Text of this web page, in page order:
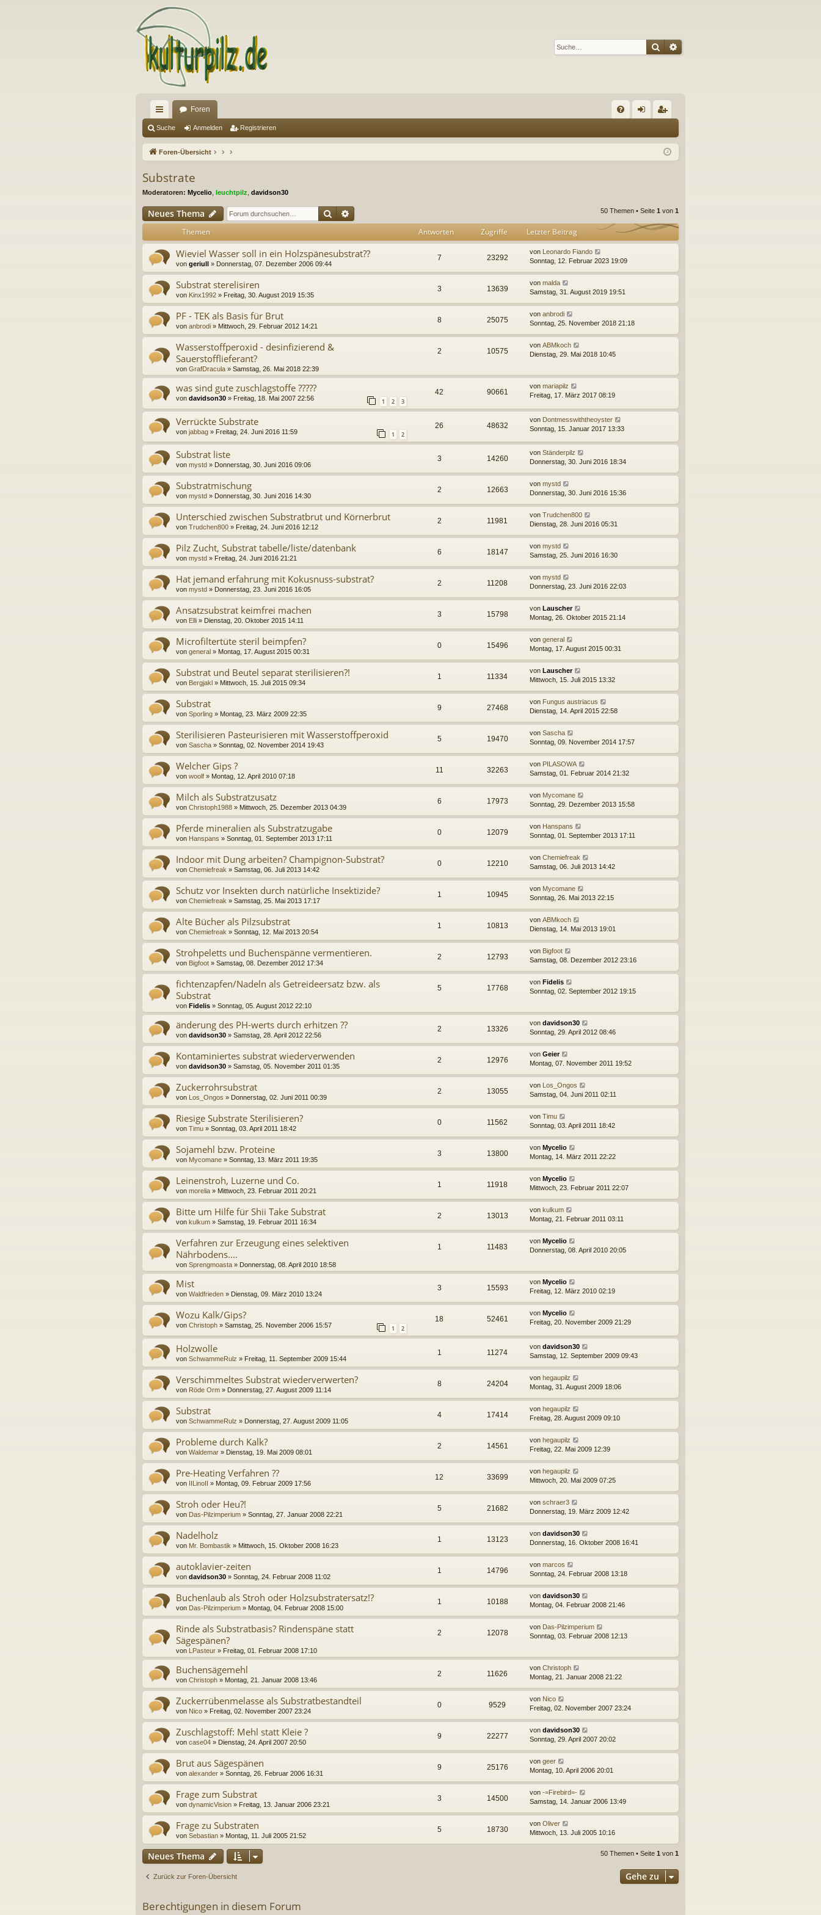
SucheErweiterte Suche
ch
ne
ug
Foren
Q m ist
Suche Anmelden Registrieren
Foren-Übersicht
Substrate
Moderatoren: Mycelio leuchtpilz davidson30
Neues Thema Suche 50 Themen • Seite 1 von 1
Themen Antworten Zugriffe Letzter Beitrag
Wieviel Wasser soll in ein Holzspänesubstrat??
von geriull » Donnerstag, 07. Dezember 2006 09:44
7 23292
von Leonardo Fiando
Sonntag, 12. Februar 2023 19:09
Substrat sterelisiren
von Kinx1992 » Freitag, 30. August 2019 15:35
3 13639
von malda
Samstag, 31. August 2019 19:51
PF - TEK als Basis für Brut
von anbrodi » Mittwoch, 29. Februar 2012 14:21
8 25075
von anbrodi
Sonntag, 25. November 2018 21:18
Wasserstoffperoxid - desinfizierend &
Sauerstofflieferant?
von GrafDracula » Samstag, 26. Mai 2018 22:39
2 10575
von ABMkoch
Dienstag, 29. Mai 2018 10:45
was sind gute zuschlagstoffe ?????
von davidson30 » Freitag, 18. Mai 2007 22:56 1 2 3
42 90661
von mariapilz
Freitag, 17. März 2017 08:19
Verrückte Substrate
von jabbag » Freitag, 24. Juni 2016 11:59 1 2
26 48632
von Dontmesswiththeoyster
Sonntag, 15. Januar 2017 13:33
Substrat liste
von mystd » Donnerstag, 30. Juni 2016 09:06
3 14260
von Ständerpilz
Donnerstag, 30. Juni 2016 18:34
Substratmischung
von mystd » Donnerstag, 30. Juni 2016 14:30
2 12663
von mystd
Donnerstag, 30. Juni 2016 15:36
Unterschied zwischen Substratbrut und Körnerbrut
von Trudchen800 » Freitag, 24. Juni 2016 12:12
2 11981
von Trudchen800
Dienstag, 28. Juni 2016 05:31
Pilz Zucht, Substrat tabelle/liste/datenbank
von mystd » Freitag, 24. Juni 2016 21:21
6 18147
von mystd
Samstag, 25. Juni 2016 16:30
Hat jemand erfahrung mit Kokusnuss-substrat?
von mystd » Donnerstag, 23. Juni 2016 16:05
2 11208
von mystd
Donnerstag, 23. Juni 2016 22:03
Ansatzsubstrat keimfrei machen
von Elli » Dienstag, 20. Oktober 2015 14:11
3 15798
von Lauscher
Montag, 26. Oktober 2015 21:14
Microfiltertüte steril beimpfen?
von general » Montag, 17. August 2015 00:31
0 15496
von general
Montag, 17. August 2015 00:31
Substrat und Beutel separat sterilisieren?!
von Bergjakl » Mittwoch, 15. Juli 2015 09:34
1 11334
von Lauscher
Mittwoch, 15. Juli 2015 13:32
Substrat
von Sporling » Montag, 23. März 2009 22:35
9 27468
von Fungus austriacus
Dienstag, 14. April 2015 22:58
Sterilisieren Pasteurisieren mit Wasserstoffperoxid
von Sascha » Sonntag, 02. November 2014 19:43
5 19470
von Sascha
Sonntag, 09. November 2014 17:57
Welcher Gips ?
von woolf » Montag, 12. April 2010 07:18
11 32263
von PILASOWA
Samstag, 01. Februar 2014 21:32
Milch als Substratzusatz
von Christoph1988 » Mittwoch, 25. Dezember 2013 04:39
6 17973
von Mycomane
Sonntag, 29. Dezember 2013 15:58
Pferde mineralien als Substratzugabe
von Hanspans » Sonntag, 01. September 2013 17:11
0 12079
von Hanspans
Sonntag, 01. September 2013 17:11
Indoor mit Dung arbeiten? Champignon-Substrat?
von Chemiefreak » Samstag, 06. Juli 2013 14:42
0 12210
von Chemiefreak
Samstag, 06. Juli 2013 14:42
Schutz vor Insekten durch natürliche Insektizide?
von Chemiefreak » Samstag, 25. Mai 2013 17:17
1 10945
von Mycomane
Sonntag, 26. Mai 2013 22:15
Alte Bücher als Pilzsubstrat
von Chemiefreak » Sonntag, 12. Mai 2013 20:54
1 10813
von ABMkoch
Dienstag, 14. Mai 2013 19:01
Strohpeletts und Buchenspänne vermentieren.
von Bigfoot » Samstag, 08. Dezember 2012 17:34
2 12793
von Bigfoot
Samstag, 08. Dezember 2012 23:16
fichtenzapfen/Nadeln als Getreideersatz bzw. als
Substrat
von Fidelis » Sonntag, 05. August 2012 22:10
5 17768
von Fidelis
Sonntag, 02. September 2012 19:15
änderung des PH-werts durch erhitzen ??
von davidson30 » Samstag, 28. April 2012 22:56
2 13326
von davidson30
Sonntag, 29. April 2012 08:46
Kontaminiertes substrat wiederverwenden
von davidson30 » Samstag, 05. November 2011 01:35
2 12976
von Geier
Montag, 07. November 2011 19:52
Zuckerrohrsubstrat
von Los_Ongos » Donnerstag, 02. Juni 2011 00:39
2 13055
von
Los_Ongos
Samstag, 04. Juni 2011 02:11
Riesige Substrate Sterilisieren?
von Timu » Sonntag, 03. April 2011 18:42
0 11562
von Timu
Sonntag, 03. April 2011 18:42
Sojamehl bzw. Proteine
von Mycomane » Sonntag, 13. März 2011 19:35
3 13800
von Mycelio
Montag, 14. März 2011 22:22
Leinenstroh, Luzerne und Co.
von morelia » Mittwoch, 23. Februar 2011 20:21
1 11918
von Mycelio
Mittwoch, 23. Februar 2011 22:07
Bitte um Hilfe für Shii Take Substrat
von kulkum » Samstag, 19. Februar 2011 16:34
2 13013
von kulkum
Montag, 21. Februar 2011 03:11
Verfahren zur Erzeugung eines selektiven
Nährbodens....
von Sprengmoasta » Donnerstag, 08. April 2010 18:58
1 11483
von Mycelio
Donnerstag, 08. April 2010 20:05
Mist
von Waldfrieden » Dienstag, 09. März 2010 13:24
3 15593
von Mycelio
Freitag, 12. März 2010 02:19
Wozu Kalk/Gips?
von Christoph » Samstag, 25. November 2006 15:57 1 2
18 52461
von Mycelio
Freitag, 20. November 2009 21:29
Holzwolle
von SchwammeRulz » Freitag, 11. September 2009 15:44
1 11274
von davidson30
Samstag, 12. September 2009 09:43
Verschimmeltes Substrat wiederverwerten?
von Röde Orm » Donnerstag, 27. August 2009 11:14
8 24204
von hegaupilz
Montag, 31. August 2009 18:06
Substrat
von SchwammeRulz » Donnerstag, 27. August 2009 11:05
4 17414
von hegaupilz
Freitag, 28. August 2009 09:10
Probleme durch Kalk?
von Waldemar » Dienstag, 19. Mai 2009 08:01
2 14561
von hegaupilz
Freitag, 22. Mai 2009 12:39
Pre-Heating Verfahren ??
von IILinoII » Montag, 09. Februar 2009 17:56
12 33699
von hegaupilz
Mittwoch, 20. Mai 2009 07:25
Stroh oder Heu?!
von Das-Pilzimperium » Sonntag, 27. Januar 2008 22:21
5 21682
von schraer3
Donnerstag, 19. März 2009 12:42
Nadelholz
von Mr. Bombastik » Mittwoch, 15. Oktober 2008 16:23
1 13123
von davidson30
Donnerstag, 16. Oktober 2008 16:41
autoklavier-zeiten
von davidson30 » Sonntag, 24. Februar 2008 11:02
1 14796
von marcos
Sonntag, 24. Februar 2008 13:18
Buchenlaub als Stroh oder Holzsubstratersatz!?
von Das-Pilzimperium » Montag, 04. Februar 2008 15:00
1 10188
von davidson30
Montag, 04. Februar 2008 21:46
Rinde als Substratbasis? Rindenspäne statt
Sägespänen?
von LPasteur » Freitag, 01. Februar 2008 17:10
2 12078
von Das-Pilzimperium
Sonntag, 03. Februar 2008 12:13
Buchensägemehl
von Christoph » Montag, 21. Januar 2008 13:46
2 11626
von Christoph
Montag, 21. Januar 2008 21:22
Zuckerrübenmelasse als Substratbestandteil
von Nico » Freitag, 02. November 2007 23:24
0 9529
von Nico
Freitag, 02. November 2007 23:24
Zuschlagstoff: Mehl statt Kleie ?
von case04 » Dienstag, 24. April 2007 20:50
9 22277
von davidson30
Sonntag, 29. April 2007 20:02
Brut aus Sägespänen
von alexander » Sonntag, 26. Februar 2006 16:31
9 25176
von geer
Montag, 10. April 2006 20:01
Frage zum Substrat
von dynamicVision » Freitag, 13. Januar 2006 23:21
3 14500
von -=Firebird=-
Samstag, 14. Januar 2006 13:49
Frage zu Substraten
von Sebastian » Montag, 11. Juli 2005 21:52
5 18730
von Oliver
Mittwoch, 13. Juli 2005 10:16
Neues Thema 50 Themen • Seite 1 von 1
Zurück zur Foren-Übersicht Gehe zu
Berechtigungen in diesem Forum